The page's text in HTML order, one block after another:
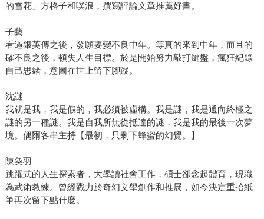
的雪花」方格子和噗浪，撰寫評論文章推薦好書。
子藝
看過銀英傳之後，發願要變不良中年。等真的來到中年，而且的
確不良之後，頓失人生目標。於是開始努力敲打鍵盤，瘋狂紀錄
自己思緒，意圖在世上留下腳蹤。
沈謎
我就是我，我是假的，我必須被虛構。我是謎，我是通向終極之
謎的另一種謎。我是自我所無從抵達的謎，我是我的最後一次夢
境。偶爾客串主持【最初，只剩下蜂蜜的幻覺。】
陳奐羽
跳躍式的人生探索者，大學讀社會工作，碩士卻念起體育，現職
為武術教練。曾經戮力於奇幻文學創作和推展，如今決定重拾紙
筆再次留下點什麼。